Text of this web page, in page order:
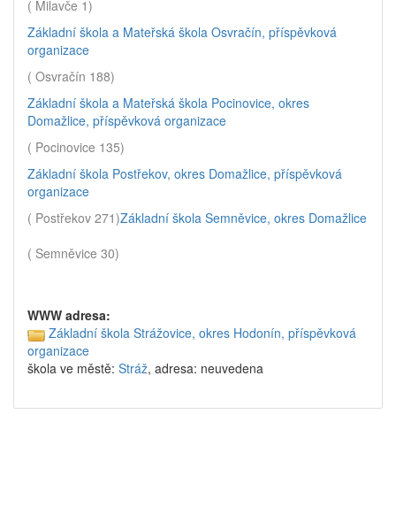
( Milavče 1)
Základní škola a Mateřská škola Osvračín, příspěvková
organizace
( Osvračín 188)
Základní škola a Mateřská škola Pocinovice, okres
Domažlice, příspěvková organizace
( Pocinovice 135)
Základní škola Postřekov, okres Domažlice, příspěvková
organizace
( Postřekov 271)Základní škola Semněvice, okres Domažlice
( Semněvice 30)
WWW adresa:
Základní škola Strážovice, okres Hodonín, příspěvková
organizace
škola ve městě: Stráž, adresa: neuvedena